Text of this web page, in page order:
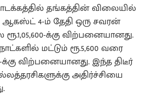
தங்கத்தின் விலையில்
4-ம் தேதி ஒரு சவரன்
க்கு விற்பனையானது.
மட்டும் ரூ.5,600 வரை
க்கு விற்பனையானது. இந்த திடீர்
அதிர்ச்சியை